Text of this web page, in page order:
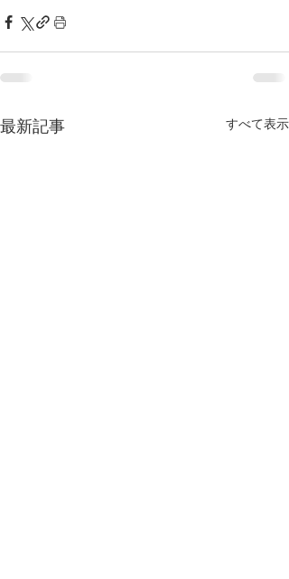
最新記事 すべて表示